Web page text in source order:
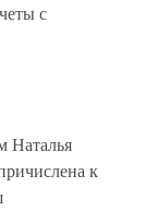
с
Наталья
к